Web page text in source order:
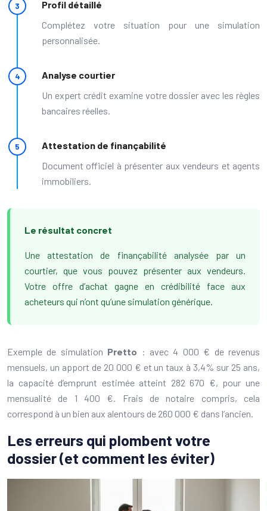
Profil détaillé
Complétez votre situation pour une simulation
personnalisée.
Analyse courtier
Un expert crédit examine votre dossier avec les règles
bancaires réelles.
Attestation de finançabilité
Document officiel à présenter aux vendeurs et agents
immobiliers.
Le résultat concret
Une attestation de finançabilité analysée par un
courtier, que vous pouvez présenter aux vendeurs.
Votre offre d’achat gagne en crédibilité face aux
acheteurs qui n’ont qu’une simulation générique.
Exemple de simulation Pretto : avec 4 000 € de revenus
mensuels, un apport de 20 000 € et un taux à 3,4% sur 25 ans,
la capacité d’emprunt estimée atteint 282 670 €, pour une
mensualité de 1 400 €. Frais de notaire compris, cela
correspond à un bien aux alentours de 260 000 € dans l’ancien.
Les erreurs qui plombent votre
dossier (et comment les éviter)